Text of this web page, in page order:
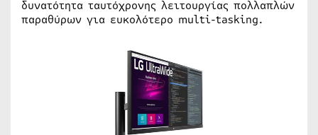
δυνατότητα ταυτόχρονης λειτουργίας πολλαπλών
παραθύρων για ευκολότερο multi-tasking.